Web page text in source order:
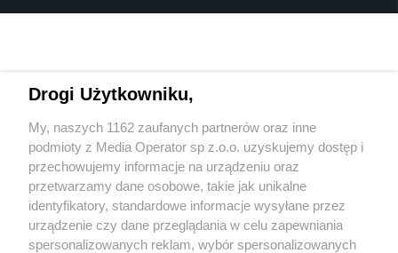
5 / 0
Wydawca mediów lokalnych
Drogi Użytkowniku,
My, naszych 1162 zaufanych partnerów oraz inne
podmioty z Media Operator sp z.o.o. uzyskujemy dostęp i
przechowujemy informacje na urządzeniu oraz
przetwarzamy dane osobowe, takie jak unikalne
identyfikatory, standardowe informacje wysyłane przez
urządzenie czy dane przeglądania w celu zapewniania
spersonalizowanych reklam, wybór spersonalizowanych